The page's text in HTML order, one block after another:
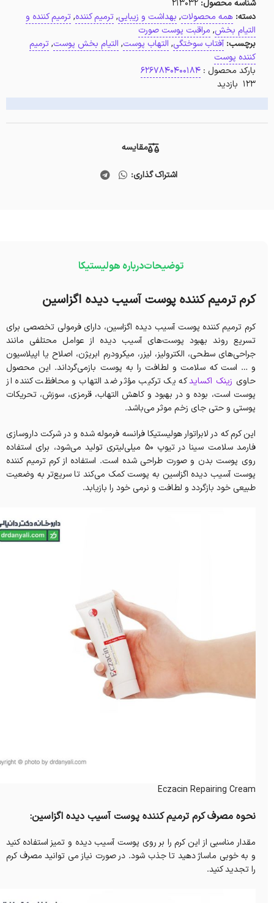
شناسه محصول: 213032
دسته: همه محصولات, بهداشت و زیبایی,ترمیم کننده,ترمیم کننده و
التیام بخش, مراقبت پوست صورت
برچسب: آفتاب سوختگی, التهاب پوست, التیام بخش پوست,ترمیم
کننده پوست
بارکد محصول : 6267840400184
123 بازدید
مقایسه
اشتراک گذاری:
توضیحاتدرباره هولیستیکا
کرم ترمیم کننده پوست آسیب دیده اگزاسین
کرم ترمیم کننده پوست آسیب دیده اگزاسین، دارای فرمولی تخصصی برای
تسریع روند بهبود پوست‌های آسیب دیده از عوامل محتلفی مانند
جراحی‌های سطحی، الکترولیز، لیزر، میکرودرم ابریژن، اصلاح یا اپیلاسیون
و … است که سلامت و لطافت را به پوست بازمی‌گرداند. این محصول
حاوی زینک اکسایدکه یک ترکیب مؤثر ضد التهاب و محافظت کننده از
پوست است، بوده و در بهبود و کاهش التهاب، قرمزی، سوزش، تحریکات
پوستی و حتی جای زخم موثر می‌باشد.
این کرم که در لابراتوار هولیستیکا فرانسه فرموله شده و در شرکت داروسازی
فارمد سلامت سینا در تیوپ 50 میلی‌لیتری تولید می‌شود، برای استفاده
روی پوست بدن و صورت طراحی شده است. استفاده از کرم ترمیم کننده
پوست آسیب دیده اگزاسین به پوست کمک می‌کند تا سریع‌تر به وضعیت
طبیعی خود بازگردد و لطافت و نرمی خود را بازیابد.
Eczacin Repairing Cream
نحوه مصرف کرم ترمیم کننده پوست آسیب دیده اگزاسین:
مقدار مناسبی از این کرم را بر روی پوست آسیب دیده و تمیز استفاده کنید
و به خوبی ماساژ دهید تا جذب شود. در صورت نیاز می توانید مصرف کرم
را تجدید کنید.